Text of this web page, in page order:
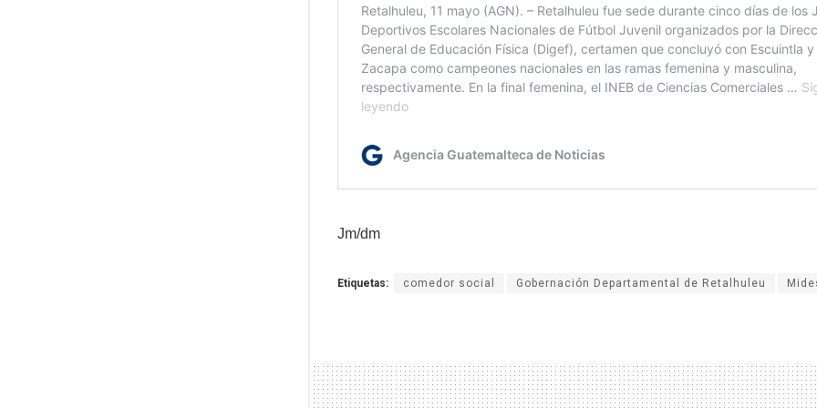
Jm/dm
Etiquetas: comedor social Gobernación Departamental de Retalhuleu